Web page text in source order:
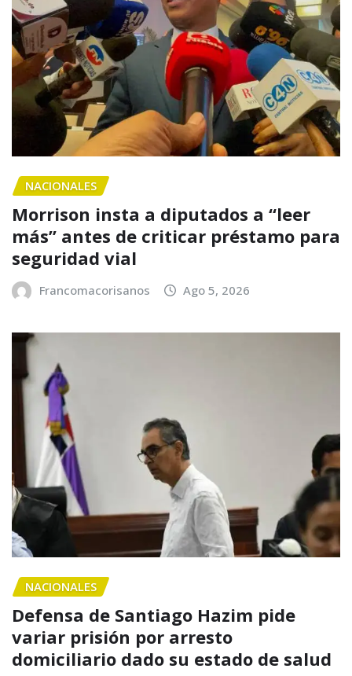
NACIONALES
Morrison insta a diputados a “leer
más” antes de criticar préstamo para
seguridad vial
Francomacorisanos Ago 5, 2026
NACIONALES
Defensa de Santiago Hazim pide
variar prisión por arresto
domiciliario dado su estado de salud